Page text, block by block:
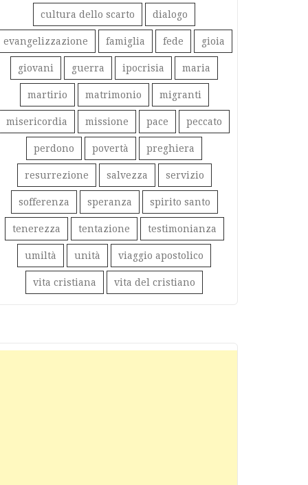
cultura dello scarto dialogo
evangelizzazione famiglia fede gioia
giovani guerra ipocrisia maria
martirio matrimonio migranti
misericordia missione pace peccato
perdono povertà preghiera
resurrezione salvezza servizio
sofferenza speranza spirito santo
tenerezza tentazione testimonianza
umiltà unità viaggio apostolico
vita cristiana vita del cristiano